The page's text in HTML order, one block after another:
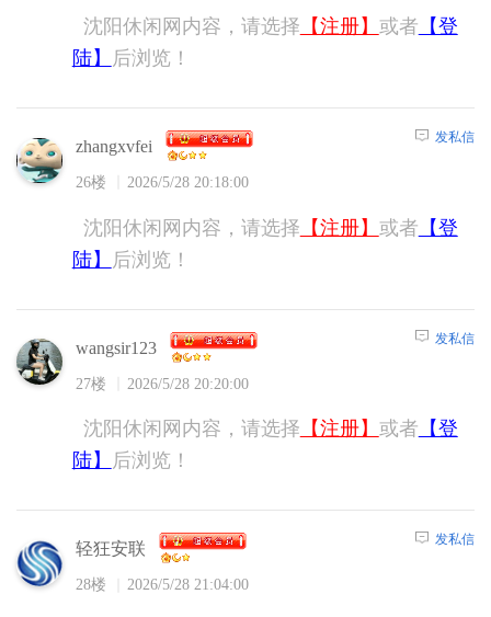
沈阳休闲网内容，请选择 【注册】 或者 【登
陆】
后浏览！
zhangxvfei
26楼 2026/5/28 20:18:00
发私信
沈阳休闲网内容，请选择 【注册】 或者 【登
陆】
后浏览！
wangsir123
27楼 2026/5/28 20:20:00
发私信
沈阳休闲网内容，请选择 【注册】 或者 【登
陆】
后浏览！
轻狂安联
28楼 2026/5/28 21:04:00
发私信